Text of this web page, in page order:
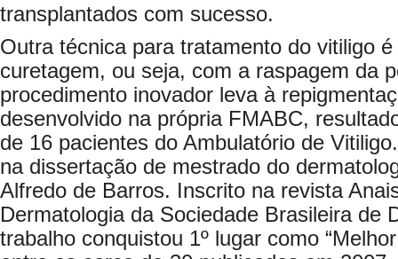
transplantados com sucesso.
Outra técnica para tratamento do vitiligo
curetagem, ou seja, com a raspagem da
procedimento inovador leva à
desenvolvido na própria FMABC,
de 16 pacientes do Ambulatório de
na dissertação de mestrado do
Alfredo de Barros. Inscrito na revista
Dermatologia da Sociedade Brasileira de
trabalho conquistou 1º lugar como